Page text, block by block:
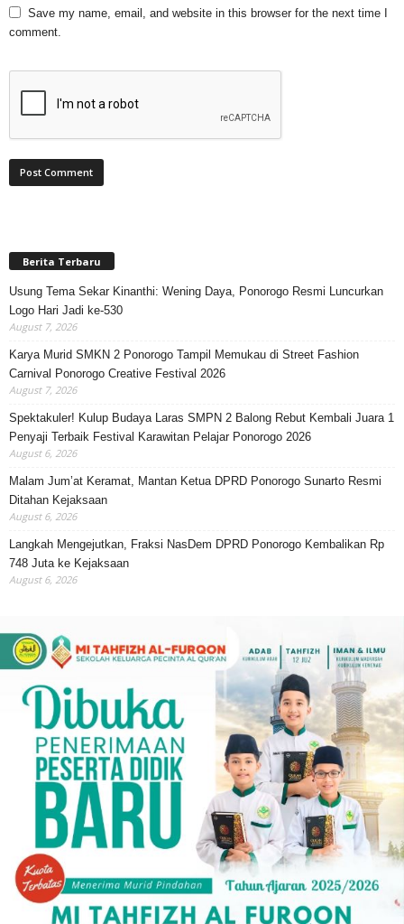
Save my name, email, and website in this browser for the next time I
comment.
Berita Terbaru
Usung Tema Sekar Kinanthi: Wening Daya, Ponorogo Resmi Luncurkan
Logo Hari Jadi ke-530
August 7, 2026
Karya Murid SMKN 2 Ponorogo Tampil Memukau di Street Fashion
Carnival Ponorogo Creative Festival 2026
August 7, 2026
Spektakuler! Kulup Budaya Laras SMPN 2 Balong Rebut Kembali Juara 1
Penyaji Terbaik Festival Karawitan Pelajar Ponorogo 2026
August 6, 2026
Malam Jum’at Keramat, Mantan Ketua DPRD Ponorogo Sunarto Resmi
Ditahan Kejaksaan
August 6, 2026
Langkah Mengejutkan, Fraksi NasDem DPRD Ponorogo Kembalikan Rp
748 Juta ke Kejaksaan
August 6, 2026